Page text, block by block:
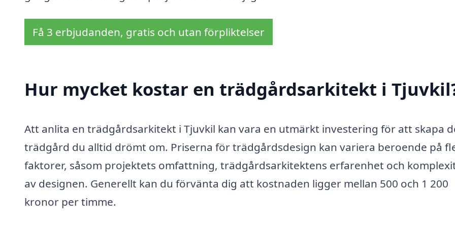
Få 3 erbjudanden, gratis och utan förpliktelser
Hur mycket kostar en trädgårdsarkitekt i
Att anlita en trädgårdsarkitekt i Tjuvkil kan vara en utmärkt investering för att skapa
trädgård du alltid drömt om. Priserna för trädgårdsdesign kan variera beroende på
faktorer, såsom projektets omfattning, trädgårdsarkitektens erfarenhet och
av designen. Generellt kan du förvänta dig att kostnaden ligger mellan 500 och 1 200
kronor per timme.